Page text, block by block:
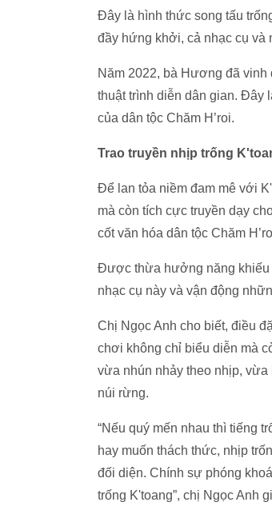
Đây là hình thức song tấu
đầy hứng khởi, cả nhạc cụ và
Năm 2022, bà Hương đã
thuật trình diễn dân gian. Đây
của dân tộc Chăm H’roi.
Trao truyền nhịp trống
Để lan tỏa niềm đam mê với
mà còn tích cực truyền dạy
cốt văn hóa dân tộc Chăm
Được thừa hưởng năng khiếu
nhạc cụ này và vận động
Chị Ngọc Anh cho biết, điều
chơi không chỉ biểu diễn mà
vừa nhún nhảy theo nhịp, vừa
núi rừng.
“Nếu quý mến nhau thì tiếng
hay muốn thách thức, nhịp
đối diện. Chính sự phóng
trống K'toang”, chị Ngọc Anh